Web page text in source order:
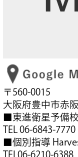
〒560-0015
大阪府豊中市赤
■東進衛星予備校
TEL 06-6843-7770
■個別指導
TEL06-6210-6388